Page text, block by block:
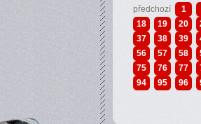
předchozí
1
18
19 20
37
38 39
56
57 58
75
76 77
94
95 96